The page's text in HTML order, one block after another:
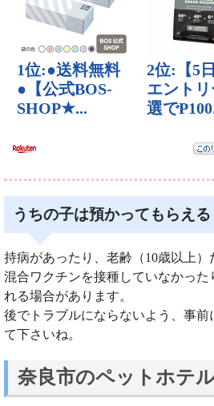
うちの子は預かってもらえる
持病があったり、老齢（10歳以上
混合ワクチンを接種していなかった
れる場合があります。
後でトラブルにならないよう、事
て下さいね。
奈良市のペットホテ